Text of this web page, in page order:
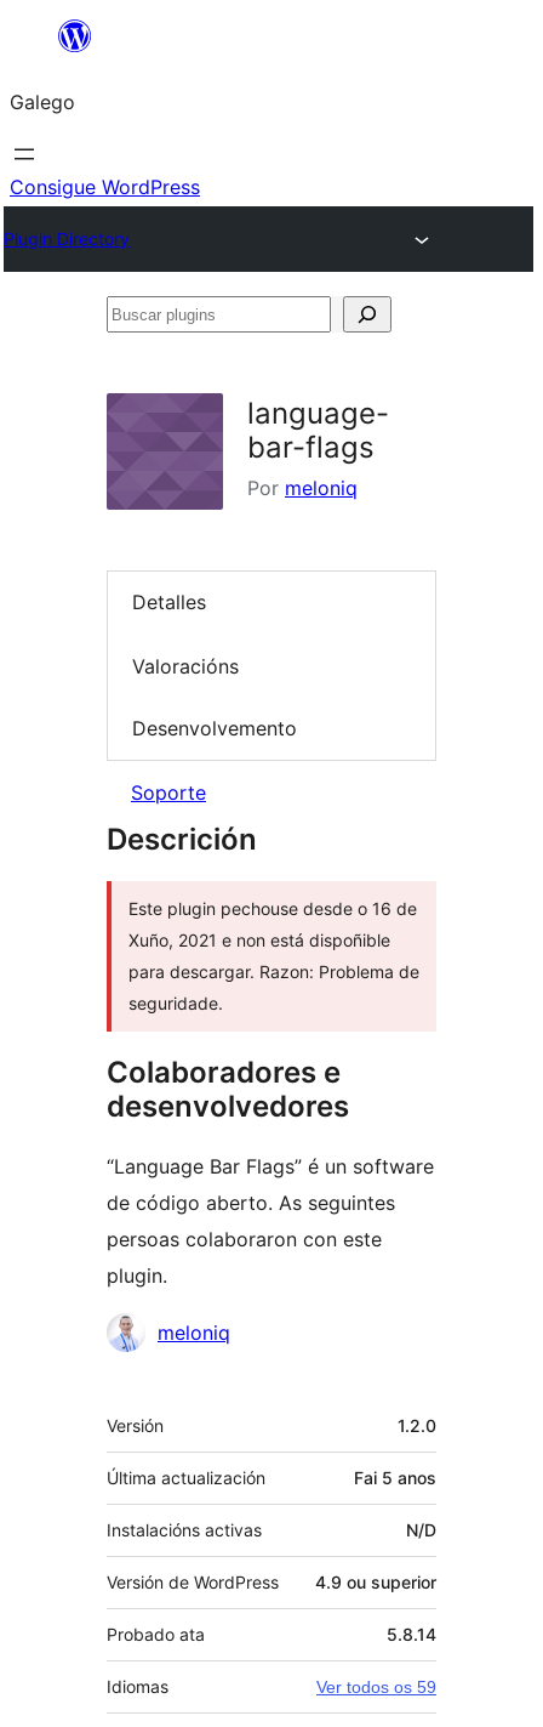
Saltar
contido
Galego
Consigue WordPress
Plugin Directory
Buscar
language-
bar-flags
Por meloniq
Detalles
Valoracións
Desenvolvemento
Soporte
Descrición
Este plugin pechouse desde o 16 de
Xuño, 2021 e non está dispoñible
para descargar. Razon: Problema de
seguridade.
Colaboradores e
desenvolvedores
“Language Bar Flags” é un software
de código aberto. As seguintes
persoas colaboraron con este
plugin.
Colaboradores
meloniq
Meta
Versión 1.2.0
Última actualización Fai 5 anos
Instalacións activas N/D
Versión de WordPress 4.9 ou superior
Probado ata 5.8.14
Idiomas Ver todos os 59